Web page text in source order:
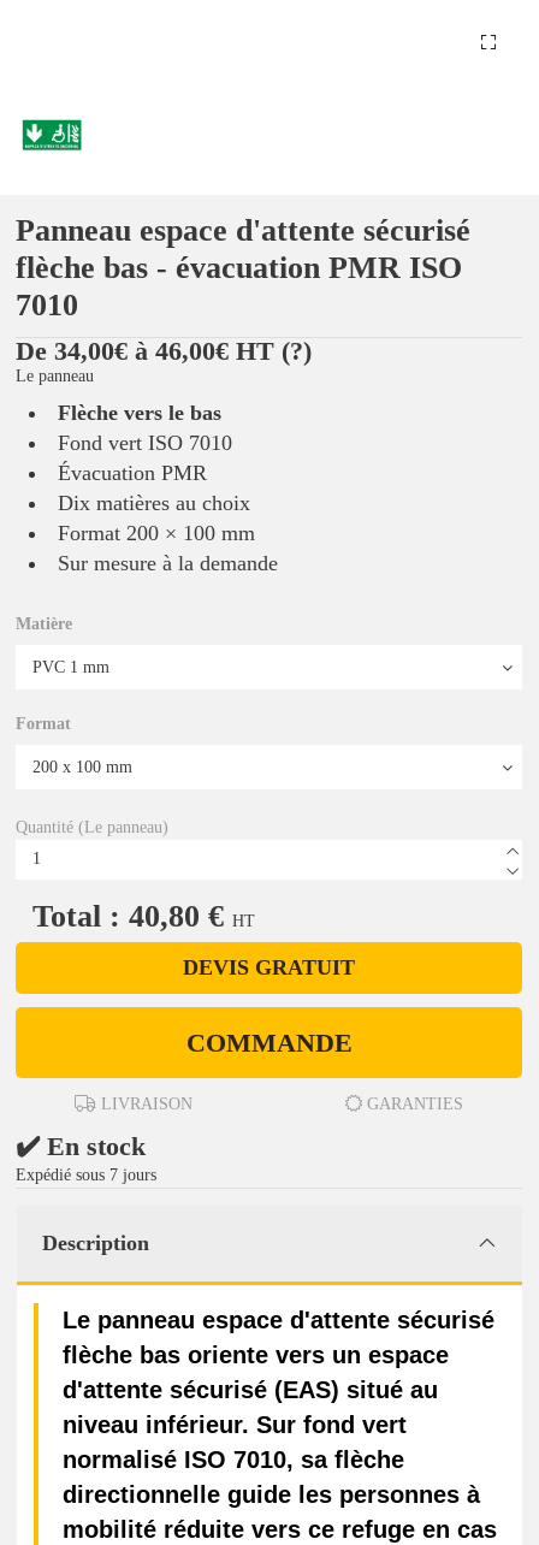
Panneau espace d'attente sécurisé
flèche bas - évacuation PMR ISO
7010
De 34,00€ à 46,00€ HT (?)
Le panneau
Flèche vers le bas
Fond vert ISO 7010
Évacuation PMR
Dix matières au choix
Format 200 × 100 mm
Sur mesure à la demande
Matière
Format
Quantité (Le panneau)
Total : 40,80 € HT
DEVIS GRATUIT
COMMANDE
LIVRAISON GARANTIES
✔️ En stock
Expédié sous 7 jours
Description
Le panneau espace d'attente sécurisé
flèche bas oriente vers un espace
d'attente sécurisé (EAS) situé au
niveau inférieur. Sur fond vert
normalisé ISO 7010, sa flèche
directionnelle guide les personnes à
mobilité réduite vers ce refuge en cas